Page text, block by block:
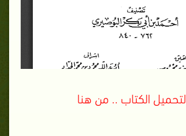
لتحميل الكتاب .. من هنا